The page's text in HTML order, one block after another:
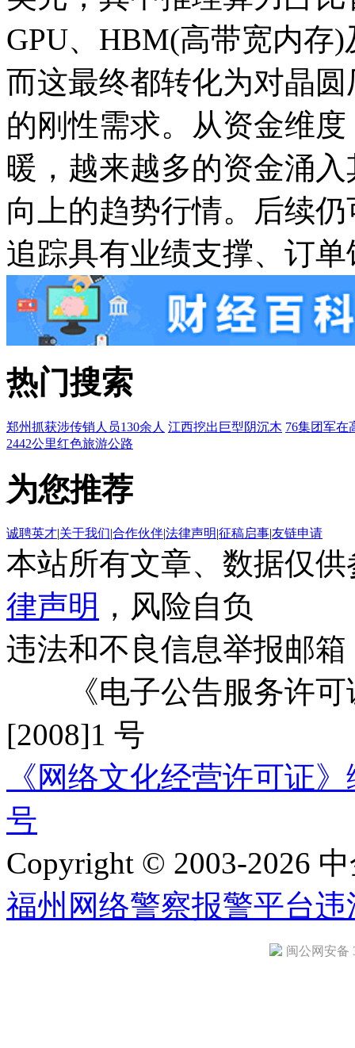
GPU、HBM(高带宽内存
而这最终都转化为对晶
的刚性需求。从资金维
暖，越来越多的资金涌
向上的趋势行情。后续
追踪具有业绩支撑、订
热门搜索
郑州抓获涉传销人员130余人 江西挖出巨型阴沉木 76集团军在
2442公里红色旅游公路
为您推荐
诚聘英才|关于我们|合作伙伴|法律声明|征稿启事|友链申请
本站所有文章、数据仅
律声明 ，风险自负
违法和不良信息举报邮箱
《电子公告服务许可
[2008]1 号
《网络文化经营许可证
号
Copyright © 2003-2026
福州网络警察报警平台违
闽公网安备